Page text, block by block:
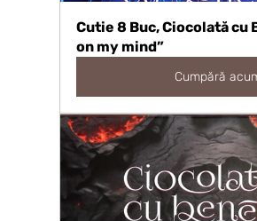
Cutie 8 Buc, Ciocolată cu
on my mind”
Cumpără